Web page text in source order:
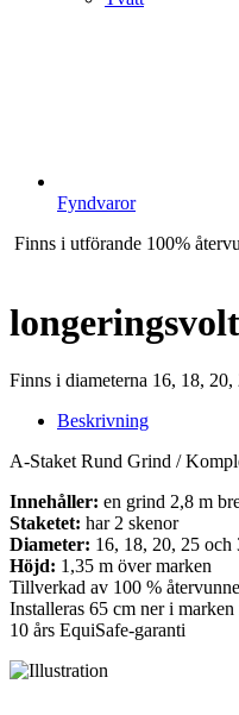
Fyndvaror
Finns i utförande 100%
longeringsvolt
Finns i diameterna 16, 18, 20,
Beskrivning
A-Staket Rund Grind /
Innehåller: en grind 2,8 m
Staketet: har 2 skenor
Diameter: 16, 18, 20, 25 och
Höjd: 1,35 m över marken
Tillverkad av 100 %
Installeras 65 cm ner i
10 års EquiSafe-garanti